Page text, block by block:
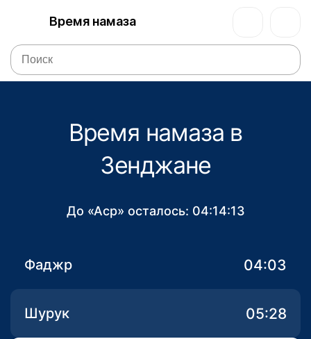
Время намаза
Время намаза в
Зенджане
До «Аср» осталось: 04:14:13
Фаджр 04:03
Шурук 05:28